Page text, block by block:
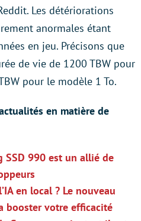
Les détériorations
anormales étant
en jeu. Précisons que
de vie de 1200 TBW pour
pour le modèle 1 To.
en matière de
SSD 990 est un allié de
en local ? Le nouveau
booster votre efficacité